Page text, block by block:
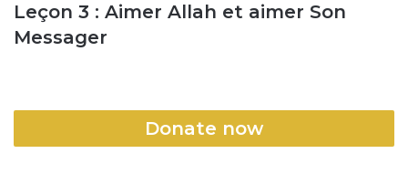
Leçon 3 : Aimer Allah et aimer Son
Messager
Donate now